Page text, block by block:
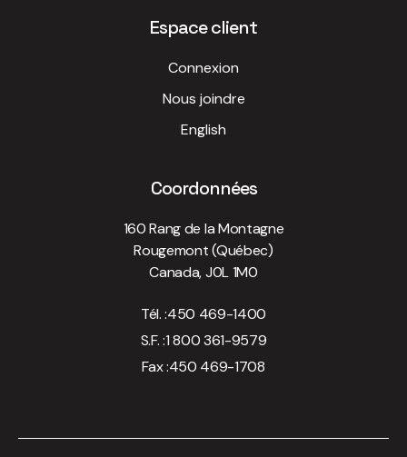
Espace client
Connexion
Nous joindre
English
Coordonnées
160 Rang de la Montagne
Rougemont (Québec)
Canada, J0L 1M0
Tél. :450 469-1400
S.F. :1 800 361-9579
Fax :450 469-1708